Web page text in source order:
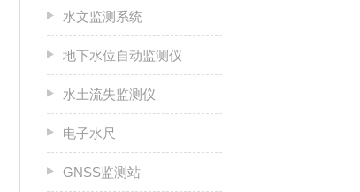
水文监测系统
地下水位自动监测仪
水土流失监测仪
电子水尺
GNSS监测站